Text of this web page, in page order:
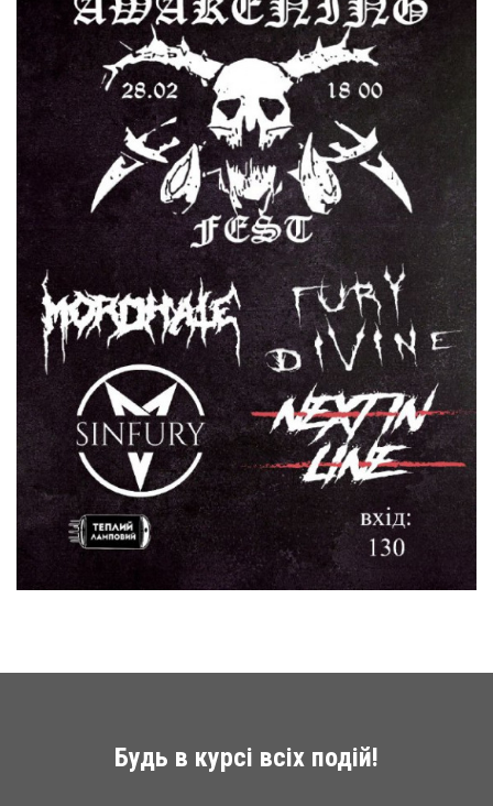
Будь в курсі всіх подій!